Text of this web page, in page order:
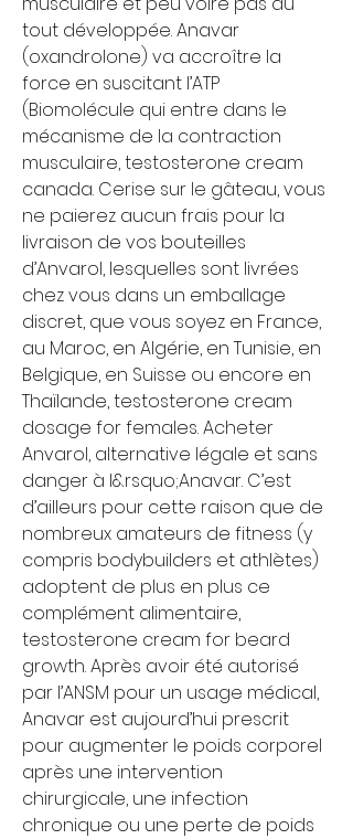
tout développée. Anavar
(oxandrolone) va accroître la
force en suscitant l’ATP
(Biomolécule qui entre dans le
mécanisme de la contraction
musculaire, testosterone cream
canada. Cerise sur le gâteau, vous
ne paierez aucun frais pour la
livraison de vos bouteilles
d’Anvarol, lesquelles sont livrées
chez vous dans un emballage
discret, que vous soyez en France,
au Maroc, en Algérie, en Tunisie, en
Belgique, en Suisse ou encore en
Thaïlande, testosterone cream
dosage for females. Acheter
Anvarol, alternative légale et sans
danger à l&rsquo;Anavar. C’est
d’ailleurs pour cette raison que de
nombreux amateurs de fitness (y
compris bodybuilders et athlètes)
adoptent de plus en plus ce
complément alimentaire,
testosterone cream for beard
growth. Après avoir été autorisé
par l’ANSM pour un usage médical,
Anavar est aujourd’hui prescrit
pour augmenter le poids corporel
après une intervention
chirurgicale, une infection
chronique ou une perte de poids